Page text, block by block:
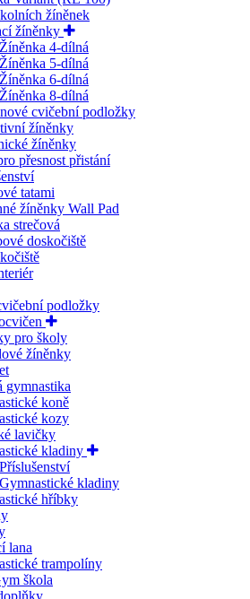
žíněnek
žíněnky
Žíněnka 4-dílná
Žíněnka 5-dílná
Žíněnka 6-dílná
Žíněnka 8-dílná
cvičební podložky
žíněnky
žíněnky
přesnost přistání
tatami
žíněnky Wall Pad
strečová
doskočiště
podložky
pro školy
žíněnky
gymnastika
koně
kozy
lavičky
kladiny
Příslušenství
Gymnastické kladiny
hříbky
lana
trampolíny
škola